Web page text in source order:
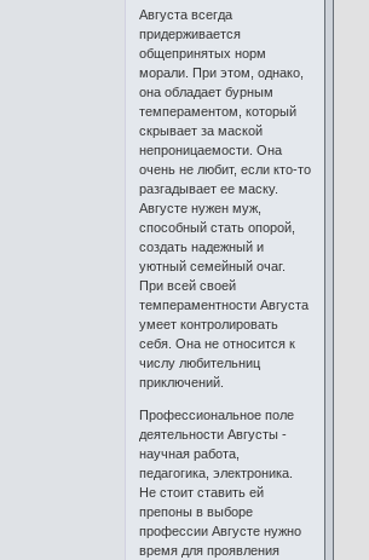
Августа всегда
придерживается
общепринятых норм
морали. При этом, однако,
она обладает бурным
темпераментом, который
скрывает за маской
непроницаемости. Она
очень не любит, если кто-то
разгадывает ее маску.
Августе нужен муж,
способный стать опорой,
создать надежный и
уютный семейный очаг.
При всей своей
темпераментности Августа
умеет контролировать
себя. Она не относится к
числу любительниц
приключений.
Профессиональное поле
деятельности Августы -
научная работа,
педагогика, электроника.
Не стоит ставить ей
препоны в выборе
профессии Августе нужно
время для проявления